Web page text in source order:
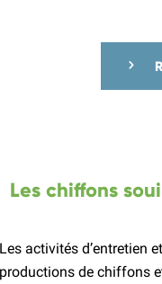
Les chiffons
Les activités d’entretien
productions de chiffons